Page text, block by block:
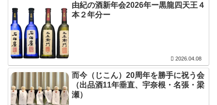
由紀の酒新年会2026年ー黒龍四天王４
本２年分ー
2026.04.08
而今（じこん）20周年を勝手に祝う会
（出品酒11年垂直、宇奈根・名張・梁
瀬）